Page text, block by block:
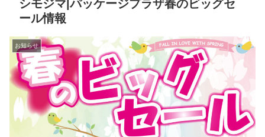
シモジマ|パッケージプラザ春のビッグセ
ール情報
お知らせ